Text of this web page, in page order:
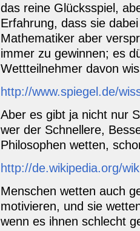
das reine Glücksspiel,
Erfahrung, dass sie
Mathematiker aber
immer zu gewinnen; es
Wettteilnehmer davon
http://www.spiegel.de/
Aber es gibt ja nicht nur
wer der Schnellere,
Philosophen wetten,
http://de.wikipedia.org/
Menschen wetten auch
motivieren, und sie
wenn es ihnen schlecht